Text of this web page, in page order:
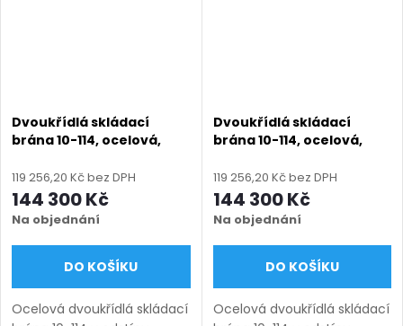
Dvoukřídlá skládací
brána 10-114, ocelová,
(šířka 1200 - 6000 mm,
výška 750 - 2000 mm),
hnědá RAL 8019 matná
119 256,20 Kč bez DPH
144 300 Kč
Na objednání
DO KOŠÍKU
Ocelová dvoukřídlá skládací
Dvoukřídlá skládací
brána 10-114, ocelová,
(šířka 1200 - 6000 mm,
výška 750 - 2000 mm),
modrá 5010 matná
119 256,20 Kč bez DPH
144 300 Kč
Na objednání
DO KOŠÍKU
Ocelová dvoukřídlá skládací